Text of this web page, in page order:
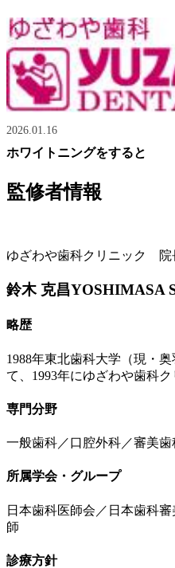
2026.01.16
ホワイトニングをすると
監修者情報
ゆざわや歯科クリニック 院
鈴木 克昌YOSHIMASA
略歴
1988年東北歯科大学（現・
て、1993年にゆざわや歯科
専門分野
一般歯科／口腔外科／審美
所属学会・グループ
日本歯科医師会／日本歯科
師
診療方針